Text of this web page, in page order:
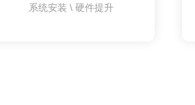
系统安装 \ 硬件提升